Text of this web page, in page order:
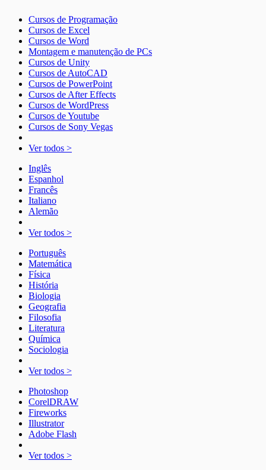
Cursos de Programação
Cursos de Excel
Cursos de Word
Montagem e manutenção de PCs
Cursos de Unity
Cursos de AutoCAD
Cursos de PowerPoint
Cursos de After Effects
Cursos de WordPress
Cursos de Youtube
Cursos de Sony Vegas
Ver todos >
Inglês
Espanhol
Francês
Italiano
Alemão
Ver todos >
Português
Matemática
Física
História
Biologia
Geografia
Filosofia
Literatura
Química
Sociologia
Ver todos >
Photoshop
CorelDRAW
Fireworks
Illustrator
Adobe Flash
Ver todos >